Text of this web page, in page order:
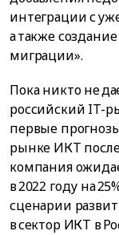
интеграции с
а также
миграции».
Пока никто не
российский IT-
первые
рынке ИКТ
компания
в 2022 году на
сценарии
в сектор ИКТ в